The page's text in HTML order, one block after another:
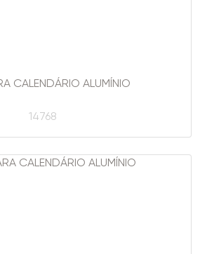
CALENDÁRIO ALUMÍNIO
14768